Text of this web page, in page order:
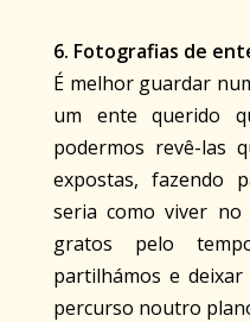
6. Fotografias de
É melhor guardar
um ente querido
podermos revê-las
expostas, fazendo
seria como viver no
gratos pelo
partilhámos e
percurso noutro